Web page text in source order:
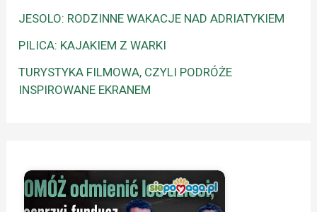
JESOLO: RODZINNE WAKACJE NAD ADRIATYKIEM
PILICA: KAJAKIEM Z WARKI
TURYSTYKA FILMOWA, CZYLI PODRÓŻE
INSPIROWANE EKRANEM